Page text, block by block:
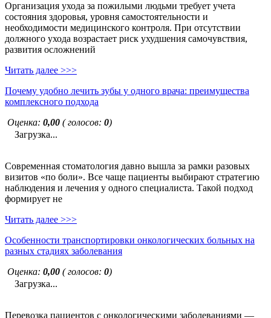
Организация ухода за пожилыми людьми требует учета
состояния здоровья, уровня самостоятельности и
необходимости медицинского контроля. При отсутствии
должного ухода возрастает риск ухудшения самочувствия,
развития осложнений
Читать далее >>>
Почему удобно лечить зубы у одного врача: преимущества
комплексного подхода
Оценка: 0,00 ( голосов: 0)
Загрузка...
Современная стоматология давно вышла за рамки разовых
визитов «по боли». Все чаще пациенты выбирают стратегию
наблюдения и лечения у одного специалиста. Такой подход
формирует не
Читать далее >>>
Особенности транспортировки онкологических больных на
разных стадиях заболевания
Оценка: 0,00 ( голосов: 0)
Загрузка...
Перевозка пациентов с онкологическими заболеваниями —